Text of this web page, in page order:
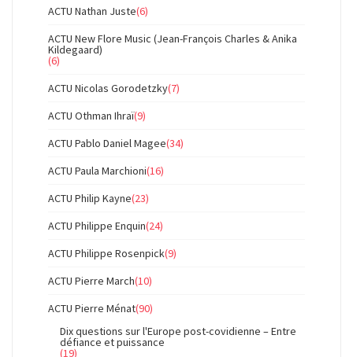
ACTU Nathan Juste(6)
ACTU New Flore Music (Jean-François Charles & Anika
Kildegaard)
(6)
ACTU Nicolas Gorodetzky(7)
ACTU Othman Ihraï(9)
ACTU Pablo Daniel Magee(34)
ACTU Paula Marchioni(16)
ACTU Philip Kayne(23)
ACTU Philippe Enquin(24)
ACTU Philippe Rosenpick(9)
ACTU Pierre March(10)
ACTU Pierre Ménat(90)
Dix questions sur l'Europe post-covidienne – Entre
défiance et puissance
(19)